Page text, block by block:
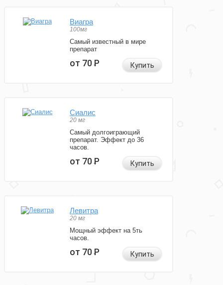
Виагра
100мг
Самый известный в мире
препарат
от 70Р Купить
Сиалис
20 мг
Самый долгоиграющий
препарат. Эффект до 36
часов.
от 70Р Купить
Левитра
20 мг
Мощный эффект на 5ть
часов.
от 70Р Купить